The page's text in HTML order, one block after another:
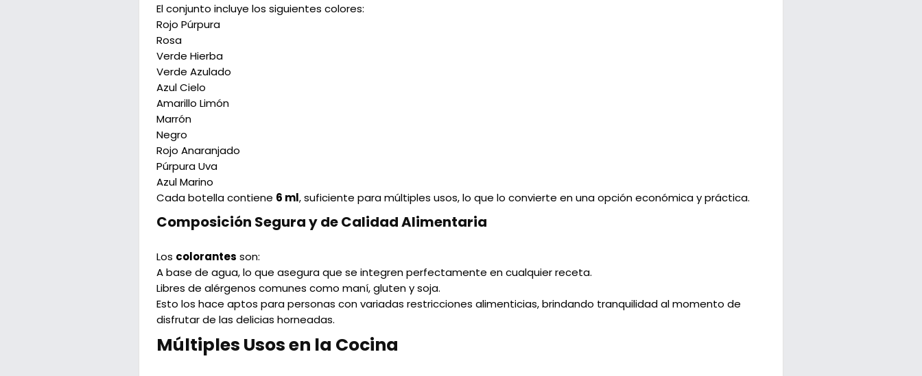
El conjunto incluye los siguientes colores:
Rojo Púrpura
Rosa
Verde Hierba
Verde Azulado
Azul Cielo
Amarillo Limón
Marrón
Negro
Rojo Anaranjado
Púrpura Uva
Azul Marino
Cada botella contiene 6 ml, suficiente para múltiples usos, lo que lo convierte en una opción económica y práctica.
Composición Segura y de Calidad Alimentaria
Los colorantes son:
A base de agua, lo que asegura que se integren perfectamente en cualquier receta.
Libres de alérgenos comunes como maní, gluten y soja.
Esto los hace aptos para personas con variadas restricciones alimenticias, brindando tranquilidad al momento de
disfrutar de las delicias horneadas.
Múltiples Usos en la Cocina